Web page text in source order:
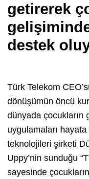
getirerek
destek
Türk Telekom
dönüşümün öncü
dünyada çocukların
uygulamaları
teknolojileri şirketi
Uppy’nin sunduğu
sayesinde